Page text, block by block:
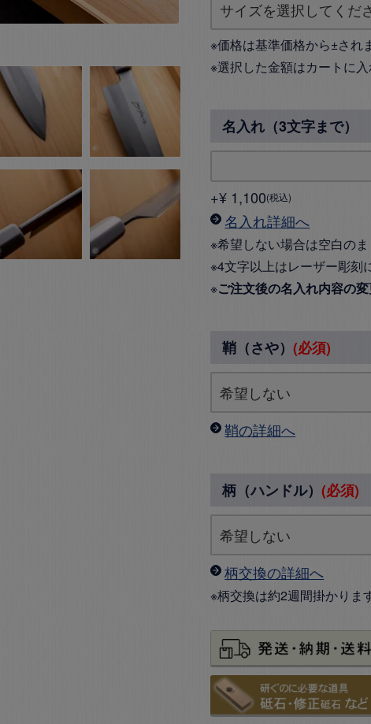
※価格は基準価格から±され
※選択した金額はカートに
名入れ（3文字まで）
+¥ 1,100 税込
名入れ詳細へ
※希望しない場合は空白の
※4文字以上はレーザー彫刻
※ご注文後の名入れ内容の
鞘（さや）(必須)
鞘の詳細へ
柄（ハンドル）(必須)
柄交換の詳細へ
※柄交換は約2週間掛かりま